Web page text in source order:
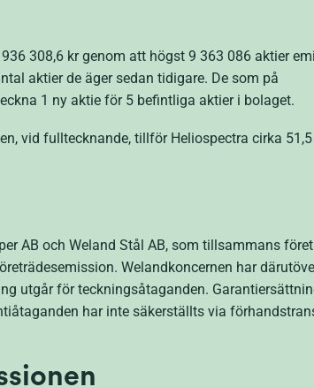
308,6 kr genom att högst 9 363 086 aktier
aktier de äger sedan tidigare. De som på
1 ny aktie för 5 befintliga aktier i bolaget.
vid fulltecknande, tillför Heliospectra cirka 51,5
AB och Weland Stål AB, som tillsammans
Welandkoncernen har
utgår för teckningsåtaganden.
har inte säkerställts via